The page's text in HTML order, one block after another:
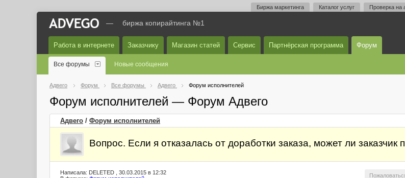
Биржа маркетинга Каталог услуг Проверка на
— биржа копирайтинга №1
Работа в интернете Заказчику Магазин статей Сервис Партнёрская программа Форум
Все форумы Новые сообщения
Адвего Форум Все форумы Адвего Форум исполнителей
Форум исполнителей — Форум Адвего
Адвего / Форум исполнителей
Вопрос. Если я отказалась от доработки заказа, может ли заказчик
Написала: DELETED , 30.03.2015 в 12:32